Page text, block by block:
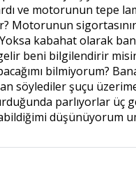
ve motorunun tepe
Motorunun
kabahat olarak
beni bilgilendirir
bilmiyorum?
söylediler şuçu
parlıyorlar üç
düşünüyorum